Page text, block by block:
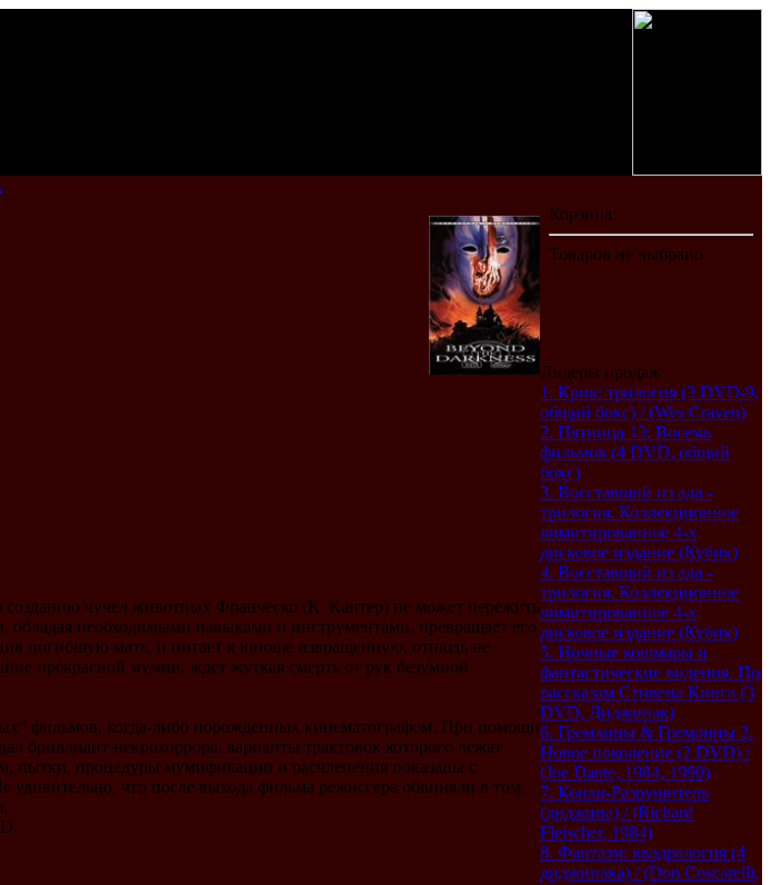
созданию чучел животных Франческо (К. Кантер) не может пережить
необходимыми навыками и инструментами, превращает его
погибшую мать, и питает к юноше извращенную, отнюдь не
прекрасной мумии, ждет жуткая смерть от рук безумной
фильмов, когда-либо порожденных кинематографом. При помощи
бриллиант некрохоррора, варианты трактовок которого лежат
пытки, процедуры мумификации и расчленения показаны с
что после выхода фильма режиссера обвиняли в том,
Лидеры продаж
1. Крик: трилогия (3 DVD-9,
общий бокс) / (Wes Craven)
2. Пятница 13: Восемь
фильмов (4 DVD, общий
бокс)
3. Восставший из ада -
трилогия. Коллекционное
лимитированное 4-х
дисковое издание (Кубик)
4. Восставший из ада -
трилогия. Коллекционное
лимитированное 4-х
дисковое издание (Кубик)
5. Ночные кошмары и
фантастические видения. По
рассказам Стивена Кинга (3
DVD, Диджипак)
6. Гремлины & Гремлины 2.
Новое поколение (2 DVD) /
(Joe Dante, 1984, 1990)
7. Конан-Разрушитель
(диджипа) / (Richard
Fleischer, 1984)
8. Фантазм: квадралогия (4
диджипака) / (Don Coscarelli,